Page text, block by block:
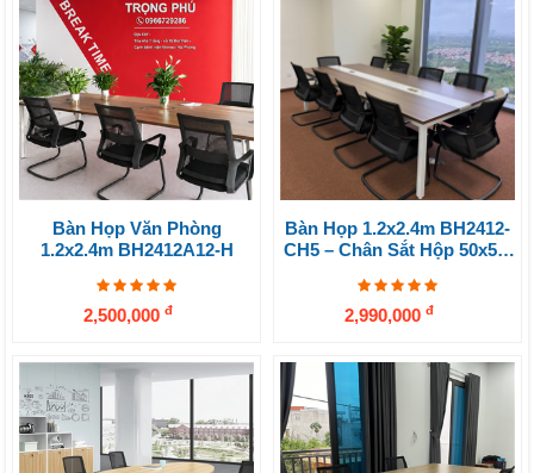
Bàn Họp Văn Phòng
1.2x2.4m BH2412A12-H
2,500,000 đ
Bàn Họp 1.2x2.4m BH2412-
CH5 – Chân Sắt Hộp 50x50,
2,990,000 đ